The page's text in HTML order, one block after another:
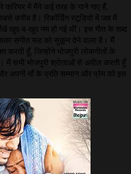
करियर में मैंने कई तरह के गाने गाए हैं,
करीब है। रिकॉर्डिंग स्टूडियो में जब मैं
खुद-ब-खुद नम हो गई थीं। इस गीत के शब्द
संगीत रूह को सुकून देने वाला है। मैं
करती हूँ, जिन्होंने भोजपुरी लोकगीतों के
मैं सभी भोजपुरी श्रोताओं से अपील करती हूँ
अपनी माँ के प्रति सम्मान और प्रेम को इस